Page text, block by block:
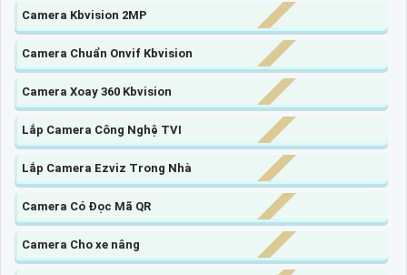
Camera Kbvision 2MP
Camera Chuẩn Onvif Kbvision
Camera Xoay 360 Kbvision
Lắp Camera Công Nghệ TVI
Lắp Camera Ezviz Trong Nhà
Camera Có Đọc Mã QR
Camera Cho xe nâng